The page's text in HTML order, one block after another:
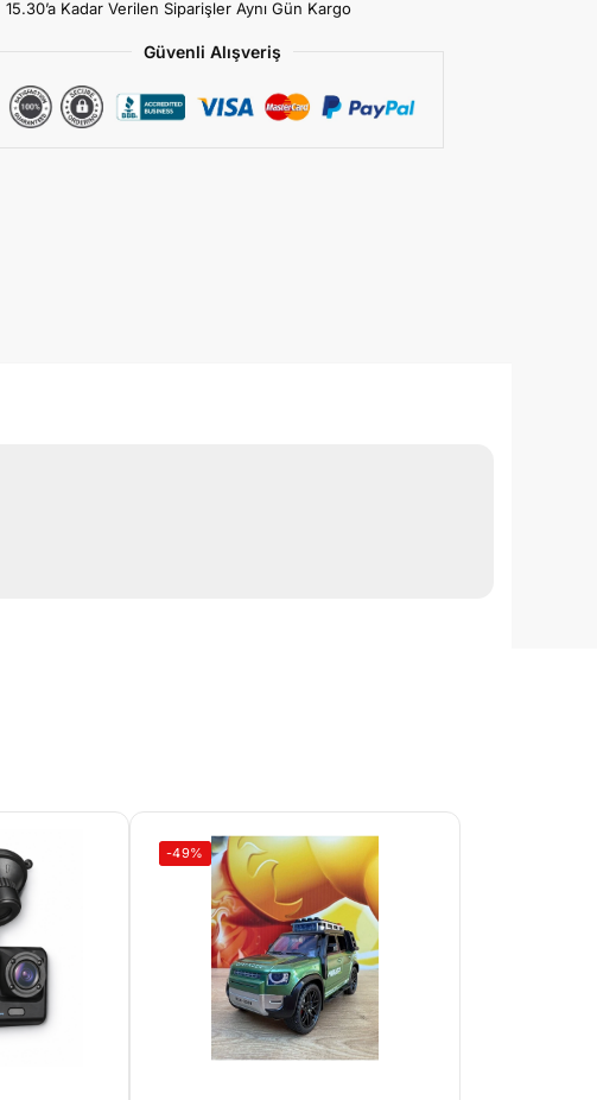
15.30’a Kadar Verilen Siparişler Aynı Gün Kargo
Güvenli Alışveriş
-49%